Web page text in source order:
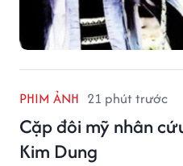
PHIM ẢNH 21 phút trước
Cặp đôi mỹ nhân
Kim Dung